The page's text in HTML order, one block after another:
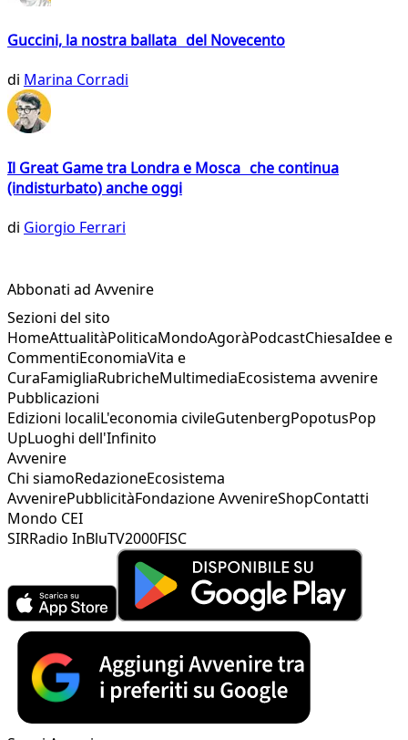
Guccini, la nostra ballata del Novecento
di Marina Corradi
Il Great Game tra Londra e Mosca che continua
(indisturbato) anche oggi
di Giorgio Ferrari
Abbonati ad Avvenire
Sezioni del sito
HomeAttualitàPoliticaMondoAgoràPodcastChiesaIdee e
CommentiEconomiaVita e
CuraFamigliaRubricheMultimediaEcosistema avvenire
Pubblicazioni
Edizioni localiL'economia civileGutenbergPopotusPop
UpLuoghi dell'Infinito
Avvenire
Chi siamoRedazioneEcosistema
AvvenirePubblicitàFondazione AvvenireShopContatti
Mondo CEI
SIRRadio InBluTV2000FISC